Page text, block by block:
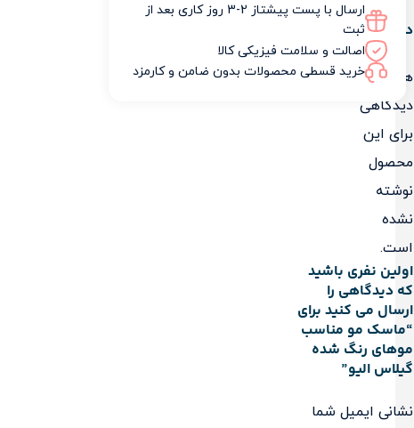
دیدگاهها
هیچ
دیدگاهی
برای این
محصول
نوشته
نشده
است.
اولین نفری باشید
که دیدگاهی را
ارسال می کنید برای
“ماسک مو مناسب
موهای رنگ شده
گیلاس الیو”
نشانی ایمیل شما
ارسال با پست پیشتاز 2-3 روز کاری بعد از
ثبت
اصالت و سلامت فیزیکی کالا
خرید قسطی محصولات بدون ضامن و کارمزد